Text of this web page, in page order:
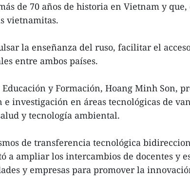
de 70 años de historia en Vietnam y
vietnamitas.
la enseñanza del ruso, facilitar el
entre ambos países.
y Formación, Hoang Minh Son,
investigación en áreas tecnológicas de
y tecnología ambiental.
de transferencia tecnológica
a ampliar los intercambios de docentes y
y empresas para promover la